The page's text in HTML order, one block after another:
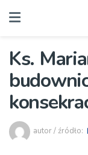
Ks.
autor / źródło: